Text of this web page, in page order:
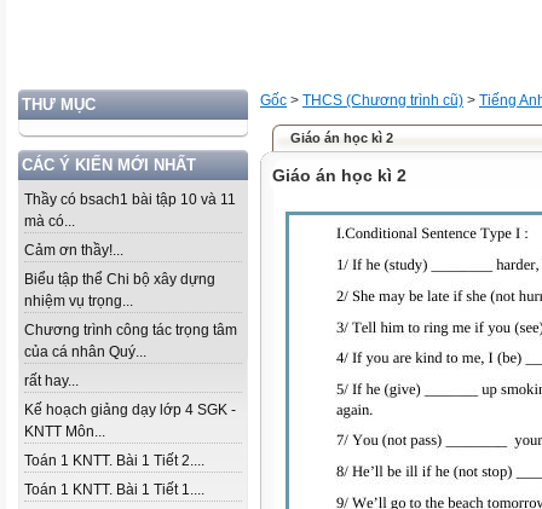
THƯ MỤC
CÁC Ý KIẾN MỚI NHẤT
Thầy có bsach1 bài tập 10 và 11
mà có...
Cảm ơn thầy!...
Biểu tập thể Chi bộ xây dựng
nhiệm vụ trọng...
Chương trình công tác trọng tâm
của cá nhân Quý...
rất hay...
Kế hoạch giảng dạy lớp 4 SGK -
KNTT Môn...
Toán 1 KNTT. Bài 1 Tiết 2....
Toán 1 KNTT. Bài 1 Tiết 1....
Gốc > THCS (Chương trình cũ) > Tiếng
Giáo án học kì 2
Giáo án học kì 2